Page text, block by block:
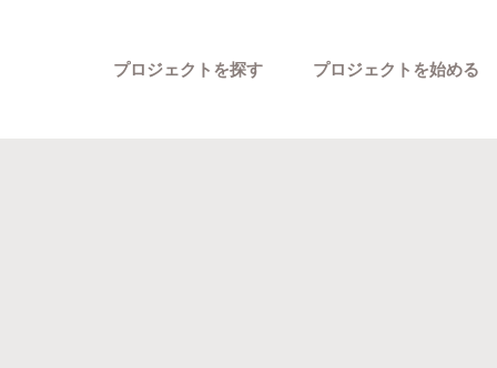
プロジェクトを探す プロジェクトを始める